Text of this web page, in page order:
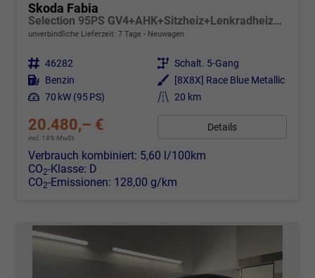
Skoda Fabia
Selection 95PS GV4+AHK+Sitzheiz+Lenkradheiz+Climatronic+Tempomat+PDC
unverbindliche Lieferzeit: 7 Tage Neuwagen
Fahrzeugnr. 46282 Getriebe Schalt. 5-Gang
Kraftstoff Benzin Außenfarbe
[8X8X] Race Blue Metallic
Leistung 70 kW (95 PS) Kilometerstand 20 km
20.480,– €
incl. 19% MwSt.
Details
Verbrauch kombiniert: 5,60 l/100km
CO2-Klasse: D
CO2-Emissionen: 128,00 g/km